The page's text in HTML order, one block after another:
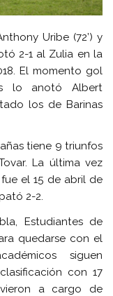
Uribe (72’) y
2-1 al Zulia en la
El momento gol
lo anotó Albert
los de Barinas
tiene 9 triunfos
La última vez
el 15 de abril de
2-2.
Estudiantes de
quedarse con el
siguen
con 17
a cargo de